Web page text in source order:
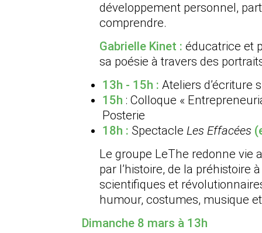
développement personnel,
comprendre.
Gabrielle Kinet : éducatrice et
sa poésie à travers des
13h - 15h : Ateliers d’écriture
15h : Colloque «
Posterie
18h : Spectacle Les Effacées
Le groupe LeThe redonne vie
par l’histoire, de la préhistoire
scientifiques et
humour, costumes, musique
Dimanche 8 mars à 13h